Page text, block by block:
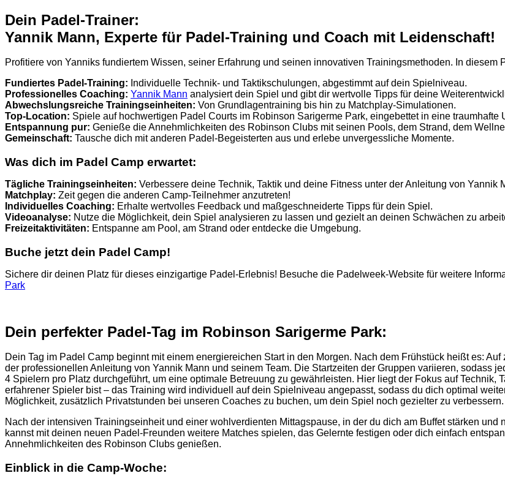
Dein Padel-Trainer:
Yannik Mann, Experte für Padel-Training und Coach mit Leidenschaft!
Profitiere von Yanniks fundiertem Wissen, seiner Erfahrung und seinen innovativen Trainingsmethoden. In diesem
Fundiertes Padel-Training: Individuelle Technik- und Taktikschulungen, abgestimmt auf dein Spielniveau.
Professionelles Coaching: Yannik Mann analysiert dein Spiel und gibt dir wertvolle Tipps für deine
Abwechslungsreiche Trainingseinheiten: Von Grundlagentraining bis hin zu Matchplay-Simulationen.
Top-Location: Spiele auf hochwertigen Padel Courts im Robinson Sarigerme Park, eingebettet in eine traumhafte
Entspannung pur: Genieße die Annehmlichkeiten des Robinson Clubs mit seinen Pools, dem Strand, dem
Gemeinschaft: Tausche dich mit anderen Padel-Begeisterten aus und erlebe unvergessliche Momente.
Was dich im Padel Camp erwartet:
Tägliche Trainingseinheiten: Verbessere deine Technik, Taktik und deine Fitness unter der Anleitung von Yannik
Matchplay: Zeit gegen die anderen Camp-Teilnehmer anzutreten!
Individuelles Coaching: Erhalte wertvolles Feedback und maßgeschneiderte Tipps für dein Spiel.
Videoanalyse: Nutze die Möglichkeit, dein Spiel analysieren zu lassen und gezielt an deinen Schwächen zu
Freizeitaktivitäten: Entspanne am Pool, am Strand oder entdecke die Umgebung.
Buche jetzt dein Padel Camp!
Sichere dir deinen Platz für dieses einzigartige Padel-Erlebnis! Besuche die Padelweek-Website für weitere
Park
Dein perfekter Padel-Tag im Robinson Sarigerme Park:
Dein Tag im Padel Camp beginnt mit einem energiereichen Start in den Morgen. Nach dem Frühstück heißt es:
der professionellen Anleitung von Yannik Mann und seinem Team. Die Startzeiten der Gruppen variieren, sodass
4 Spielern pro Platz durchgeführt, um eine optimale Betreuung zu gewährleisten. Hier liegt der Fokus auf Technik,
erfahrener Spieler bist – das Training wird individuell auf dein Spielniveau angepasst, sodass du dich optimal
Möglichkeit, zusätzlich Privatstunden bei unseren Coaches zu buchen, um dein Spiel noch gezielter zu verbessern.
Nach der intensiven Trainingseinheit und einer wohlverdienten Mittagspause, in der du dich am Buffet stärken
kannst mit deinen neuen Padel-Freunden weitere Matches spielen, das Gelernte festigen oder dich einfach
Annehmlichkeiten des Robinson Clubs genießen.
Einblick in die Camp-Woche: